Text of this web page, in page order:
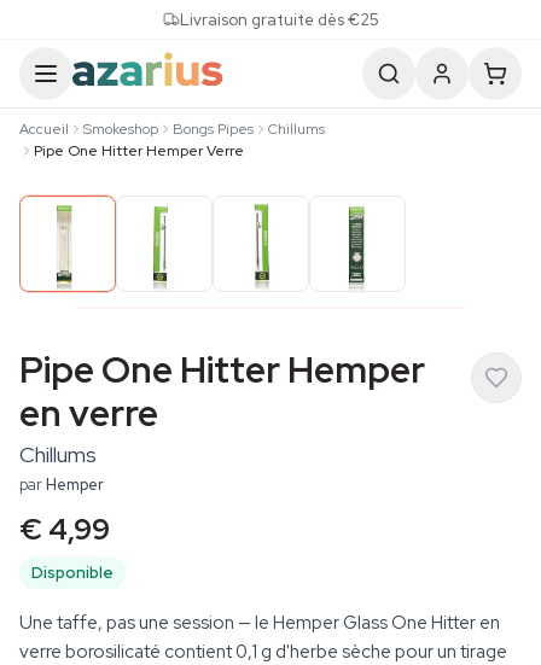
Livraison gratuite dès €25
Accueil Smokeshop Bongs Pipes
Chillums
Pipe One Hitter Hemper Verre
Pipe One Hitter Hemper
en verre
Chillums
parHemper
€ 4,99
Disponible
Une taffe, pas une session — le Hemper Glass One Hitter en
verre borosilicaté contient 0,1 g d'herbe sèche pour un tirage